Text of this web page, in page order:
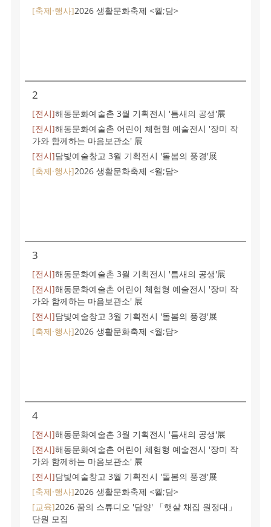
[축제·행사]2026 생활문화축제 <월;담>
2
[전시]해동문화예술촌 3월 기획전시 '틈새의 공생'展
[전시]해동문화예술촌 어린이 체험형 예술전시 '장미 작
가와 함께하는 마음보관소' 展
[전시]담빛예술창고 3월 기획전시 '돌봄의 풍경'展
[축제·행사]2026 생활문화축제 <월;담>
3
[전시]해동문화예술촌 3월 기획전시 '틈새의 공생'展
[전시]해동문화예술촌 어린이 체험형 예술전시 '장미 작
가와 함께하는 마음보관소' 展
[전시]담빛예술창고 3월 기획전시 '돌봄의 풍경'展
[축제·행사]2026 생활문화축제 <월;담>
4
[전시]해동문화예술촌 3월 기획전시 '틈새의 공생'展
[전시]해동문화예술촌 어린이 체험형 예술전시 '장미 작
가와 함께하는 마음보관소' 展
[전시]담빛예술창고 3월 기획전시 '돌봄의 풍경'展
[축제·행사]2026 생활문화축제 <월;담>
[교육]2026 꿈의 스튜디오 '담양' 「햇살 채집 원정대」
단원 모집